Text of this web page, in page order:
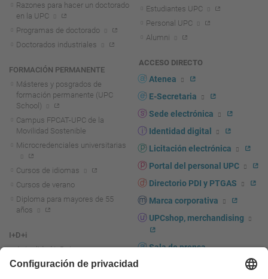
Razones para hacer un doctorado
en la UPC
Programas de doctorado
Doctorados industriales
FORMACIÓN PERMANENTE
Másteres y posgrados de
formación permanente (UPC
School)
Campus FPCAT-UPC de la
Movilidad Sostenible
Microcredenciales universitarias
Cursos de idiomas
Cursos de verano
Diploma para mayores de 55
años
I+D+i
Actualidad I+D+I
La investigación en la UPC
Estudiantes UPC
Personal UPC
Alumni
ACCESO DIRECTO
Atenea
E-Secretaria
Sede electrónica
Identidad digital
Licitación electrónica
Portal del personal UPC
Directorio PDI y PTGAS
Marca corporativa
UPCshop, merchandising
Sala de prensa